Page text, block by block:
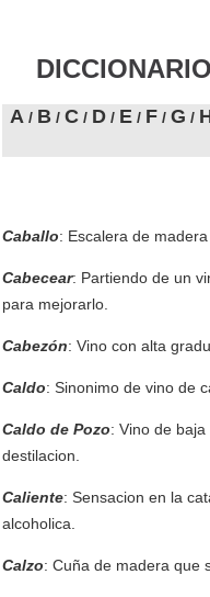
A / B / C / D / E / F / G /
Caballo: Escalera de
Cabecear: Partiendo de un
para mejorarlo.
Cabezón: Vino con alta
Caldo: Sinonimo de vino de
Caldo de Pozo: Vino de
destilacion.
Caliente: Sensacion en la
alcoholica.
Calzo: Cuña de madera que